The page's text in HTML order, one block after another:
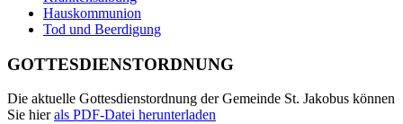
Hauskommunion
Tod und Beerdigung
GOTTESDIENSTORDNUNG
Die aktuelle Gottesdienstordnung der Gemeinde St. Jakobus können
Sie hierals PDF-Datei herunterladen